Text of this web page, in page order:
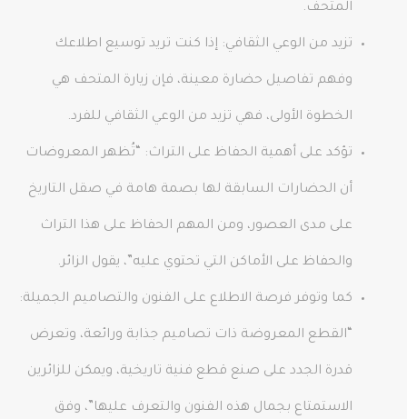
المتحف.
تزيد من الوعي الثقافي: إذا كنت تريد توسيع اطلاعك
وفهم تفاصيل حضارة معينة، فإن زيارة المتحف هي
الخطوة الأولى، فهي تزيد من الوعي الثقافي للفرد.
تؤكد على أهمية الحفاظ على التراث: “تُظهر المعروضات
أن الحضارات السابقة لها بصمة هامة في صقل التاريخ
على مدى العصور، ومن المهم الحفاظ على هذا التراث
والحفاظ على الأماكن التي تحتوي عليه”، يقول الزائر.
كما وتوفر فرصة الاطلاع على الفنون والتصاميم الجميلة:
“القطع المعروضة ذات تصاميم جذابة ورائعة، وتعرض
قدرة الجدد على صنع قطع فنية تاريخية، ويمكن للزائرين
الاستمتاع بجمال هذه الفنون والتعرف عليها”، وفق